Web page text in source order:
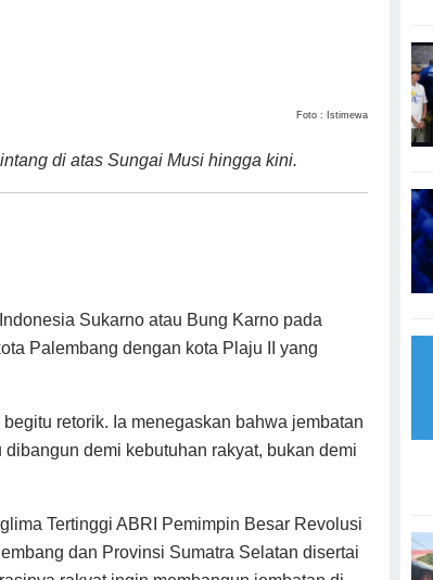
Foto : Istimewa
di atas Sungai Musi hingga kini.
Sukarno atau Bung Karno pada
Palembang dengan kota Plaju II yang
retorik. Ia menegaskan bahwa jembatan
demi kebutuhan rakyat, bukan demi
Tertinggi ABRI Pemimpin Besar Revolusi
dan Provinsi Sumatra Selatan disertai